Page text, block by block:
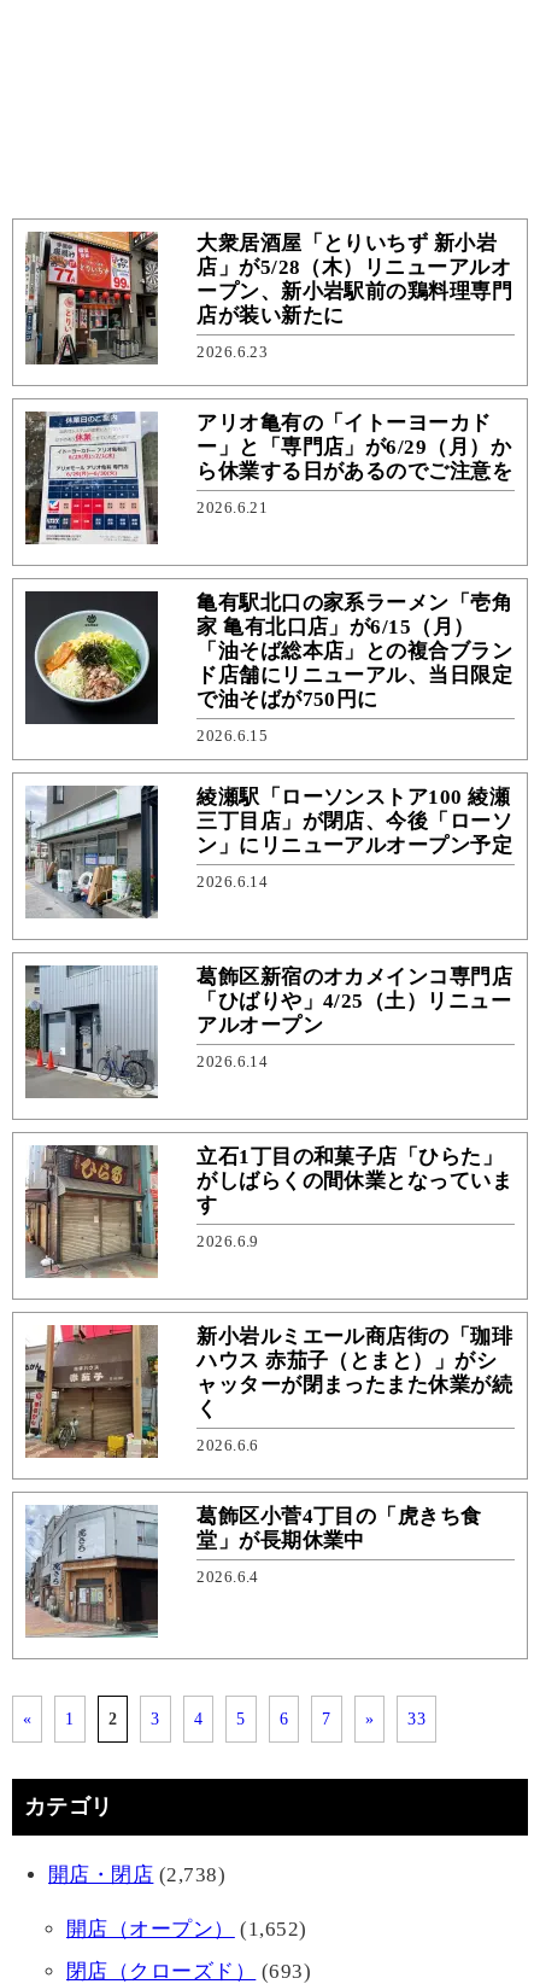
大衆居酒屋「とりいちず 新小岩
店」が5/28（木）リニューアルオ
ープン、新小岩駅前の鶏料理専門
店が装い新たに
2026.6.23
アリオ亀有の「イトーヨーカド
ー」と「専門店」が6/29（月）か
ら休業する日があるのでご注意を
2026.6.21
亀有駅北口の家系ラーメン「壱角
家 亀有北口店」が6/15（月）
「油そば総本店」との複合ブラン
ド店舗にリニューアル、当日限定
で油そばが750円に
2026.6.15
綾瀬駅「ローソンストア100 綾瀬
三丁目店」が閉店、今後「ローソ
ン」にリニューアルオープン予定
2026.6.14
葛飾区新宿のオカメインコ専門店
「ひばりや」4/25（土）リニュー
アルオープン
2026.6.14
立石1丁目の和菓子店「ひらた」
がしばらくの間休業となっていま
す
2026.6.9
新小岩ルミエール商店街の「珈琲
ハウス 赤茄子（とまと）」がシ
ャッターが閉まったまた休業が続
く
2026.6.6
葛飾区小菅4丁目の「虎きち食
堂」が長期休業中
2026.6.4
« 1 2 3 4 5 6 7 » 33
カテゴリ
開店・閉店 (2,738)
開店（オープン）
(1,652)
閉店（クローズド）
(693)